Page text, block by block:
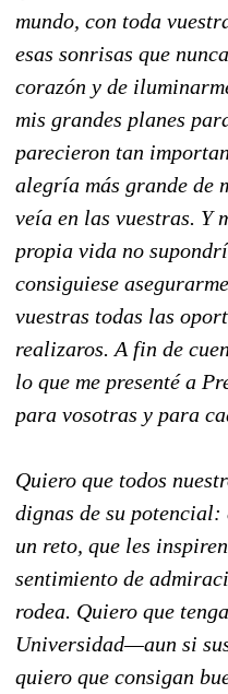
mundo, con toda
esas sonrisas que
corazón y de
mis grandes planes
parecieron tan
alegría más grande de
veía en las vuestras. Y
propia vida no
consiguiese
vuestras todas las
realizaros. A fin de
lo que me presenté a
para vosotras y para
Quiero que todos
dignas de su potencial:
un reto, que les
sentimiento de
rodea. Quiero que
Universidad—aun si
quiero que consigan